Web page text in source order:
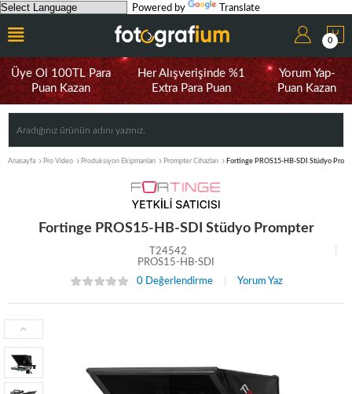
Powered by Translate
0
Üye Ol 100TL Para
Puan Kazan
Her Alışverişinde %1
Extra Para Puan
Yorum Yap-
Puan Kazan
Anasayfa Pro Video Produksiyon Ekipmanları Prompter Cihazları Fortinge PROS15-HB-SDI Stüdyo
Fortinge PROS15-HB-SDI Stüdyo Prompter
T24542
PROS15-HB-SDI
0 Değerlendirme
Yorum Yaz